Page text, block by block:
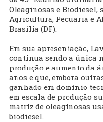
Oleaginosas e
Agricultura, Pecuária e
Brasília (DF).
Em sua apresentação,
continua sendo a única
produção e aumento da
anos e que, embora
ganhado em domínio
em escala de produção
matriz de oleaginosas
biodiesel.